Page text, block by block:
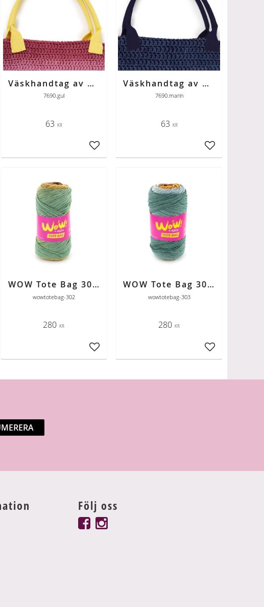
i favoriter
Väskhandtag av bomull gul
7690.gul
63 KR
Lägg till i favoriter
Väskhandtag av bomull marin
7690.marin
63 KR
Lägg till i
i favoriter
WOW Tote Bag 302 rosa-rost-okra-grön
wowtotebag-302
280 KR
Lägg till i favoriter
WOW Tote Bag 303 röd-orange-petrol
wowtotebag-303
280 KR
Lägg till i
Följ oss